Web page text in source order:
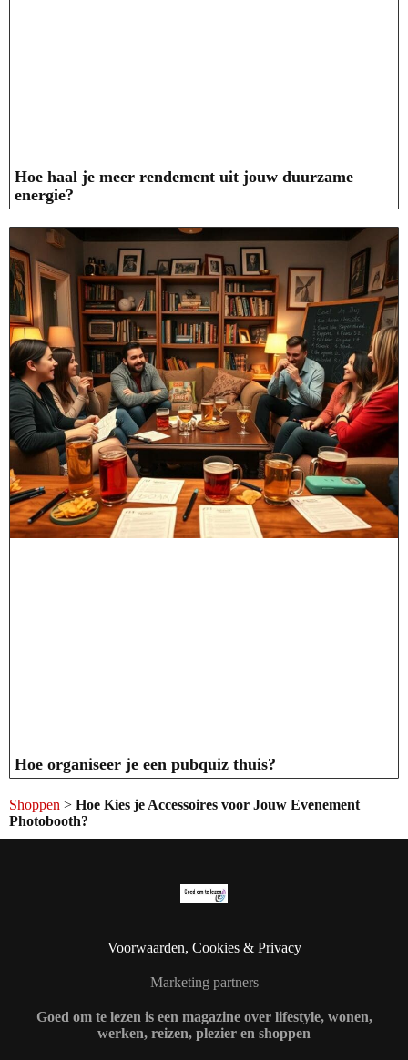
Hoe haal je meer rendement uit jouw duurzame
energie?
Hoe organiseer je een pubquiz thuis?
Shoppen > Hoe Kies je Accessoires voor Jouw Evenement
Photobooth?
Voorwaarden, Cookies & Privacy
Marketing partners
Goed om te lezen is een magazine over lifestyle, wonen,
werken, reizen, plezier en shoppen